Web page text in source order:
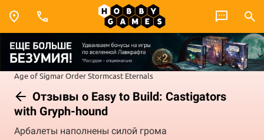
Age of SigmarOrderStormcast Eternals
Отзывы о Easy to Build: Castigators
with Gryph-hound
Арбалеты наполнены силой грома